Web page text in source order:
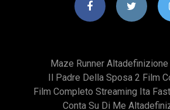
Maze Runner
Il Padre Della Sposa 2 Film
Film Completo Streaming Ita
Conta Su Di Me